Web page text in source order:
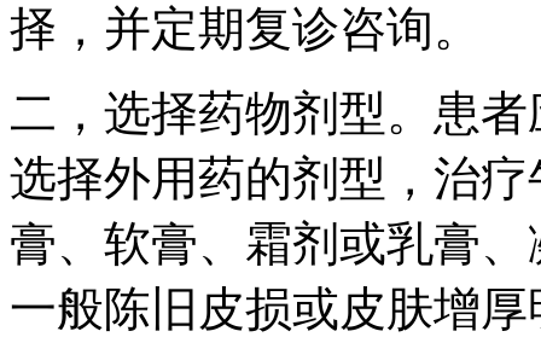
择，并定期复诊咨询。
二，选择药物剂型。患
选择外用药的剂型，治
膏、软膏、霜剂或乳膏
一般陈旧皮损或皮肤增